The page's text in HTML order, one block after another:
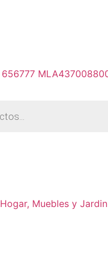
Hogar, Muebles y Jardin